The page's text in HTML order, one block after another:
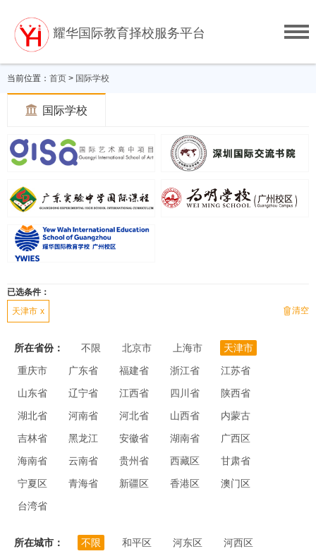
耀华国际教育择校服务平台
当前位置： 首页 > 国际学校
 国际学校
已选条件：
天津市 x 清空
所在省份： 不限 北京市 上海市
天津市
重庆市
广东省 福建省 浙江省
江苏省
山东省
辽宁省 江西省 四川省
陕西省
湖北省
河南省 河北省 山西省
内蒙古
吉林省
黑龙江 安徽省 湖南省
广西区
海南省
云南省 贵州省 西藏区
甘肃省
宁夏区
青海省 新疆区 香港区
澳门区
台湾省
所在城市： 不限 和平区 河东区
河西区